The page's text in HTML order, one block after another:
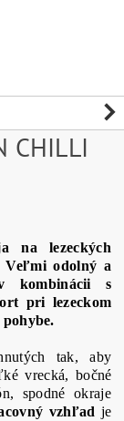
CHILLI
na
lezeckých
Veľmi odolný a
kombinácii
s
pri lezeckom
pohybe.
tak,
aby
vrecká, bočné
,
spodné okraje
vzhľad je